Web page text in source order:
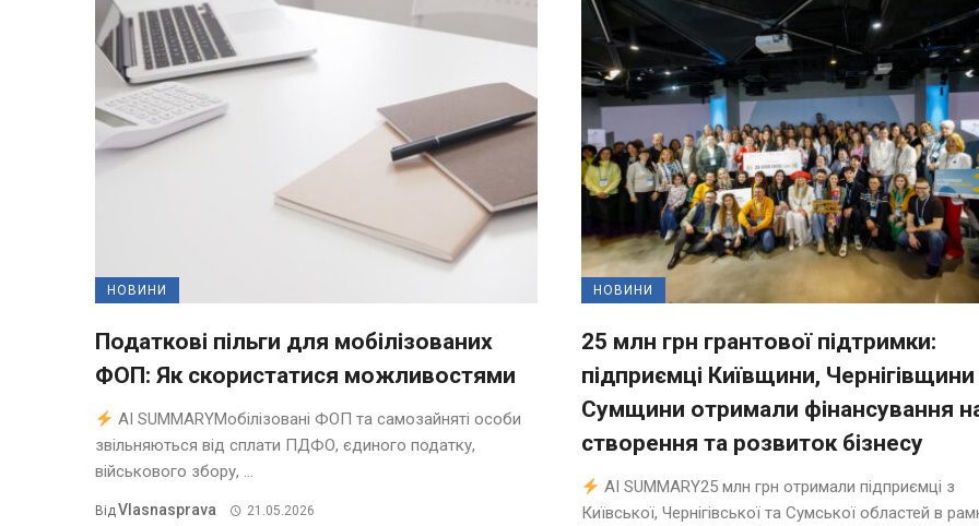
НОВИНИ
Податкові пільги для мобілізованих
ФОП: Як скористатися можливостями
AI SUMMARYМобілізовані ФОП та самозайняті особи
звільняються від сплати ПДФО, єдиного податку,
військового збору, ...
ВідVlasnasprava 21.05.2026
НОВИНИ
25 млн грн грантової підтримки:
підприємці Київщини, Чернігівщини
Сумщини отримали фінансування
створення та розвиток бізнесу
AI SUMMARY25 млн грн отримали підприємці з
Київської, Чернігівської та Сумської областей в